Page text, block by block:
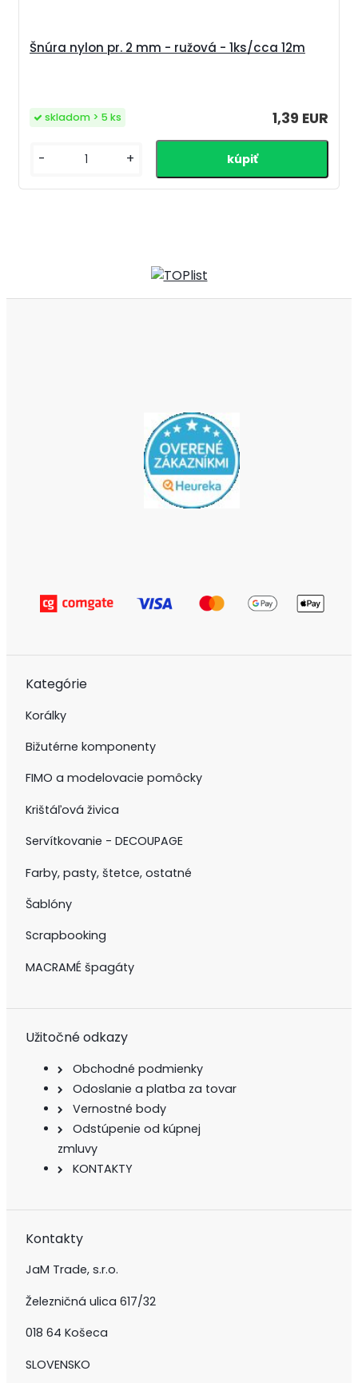
Šnúra nylon pr. 2 mm - ružová - 1ks/cca 12m
1,39 EUR
skladom > 5 ks
- +
Kategórie
Korálky
Bižutérne komponenty
FIMO a modelovacie pomôcky
Krištáľová živica
Servítkovanie - DECOUPAGE
Farby, pasty, štetce, ostatné
Šablóny
Scrapbooking
MACRAMÉ špagáty
Užitočné odkazy
Obchodné podmienky
Odoslanie a platba za tovar
Vernostné body
Odstúpenie od kúpnej
zmluvy
KONTAKTY
Kontakty
JaM Trade, s.r.o.
Železničná ulica 617/32
018 64 Košeca
SLOVENSKO